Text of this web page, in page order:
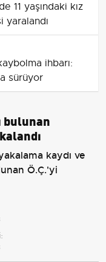
11 yaşındaki kız
yaralandı
ihbarı:
sürüyor
bulunan
kaydı ve
Ö.Ç.'yi